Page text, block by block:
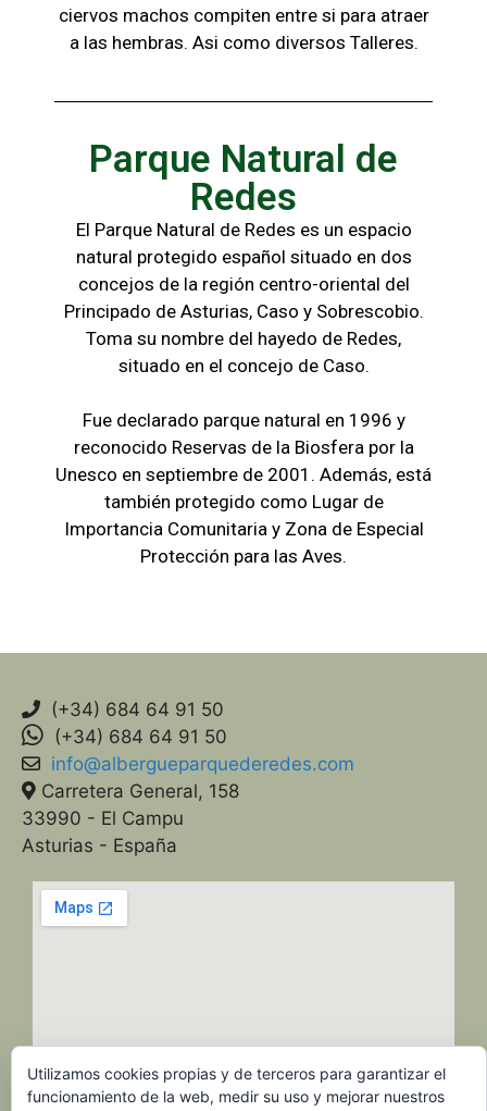
ciervos machos compiten entre si para atraer
a las hembras. Asi como diversos Talleres.
Parque Natural de
Redes
El Parque Natural de Redes es un espacio
natural protegido español situado en dos
concejos de la región centro-oriental del
Principado de Asturias, Caso y Sobrescobio.
Toma su nombre del hayedo de Redes,
situado en el concejo de Caso.
Fue declarado parque natural en 1996 y
reconocido Reservas de la Biosfera por la
Unesco en septiembre de 2001. Además, está
también protegido como Lugar de
Importancia Comunitaria y Zona de Especial
Protección para las Aves.
(+34) 684 64 91 50
(+34) 684 64 91 50
info@albergueparquederedes.com
Carretera General, 158
33990 - El Campu
Asturias - España
Utilizamos cookies propias y de terceros para garantizar el
funcionamiento de la web, medir su uso y mejorar nuestros